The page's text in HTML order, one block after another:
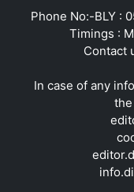
Phone No:-BLY :
Timings :
Contact
In case of any